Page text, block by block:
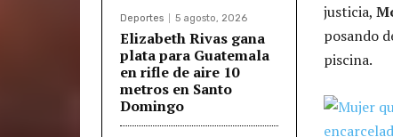
Deportes 5 agosto, 2026
Elizabeth Rivas gana
plata para Guatemala
en rifle de aire 10
metros en Santo
Domingo
justicia,
posando
piscina.